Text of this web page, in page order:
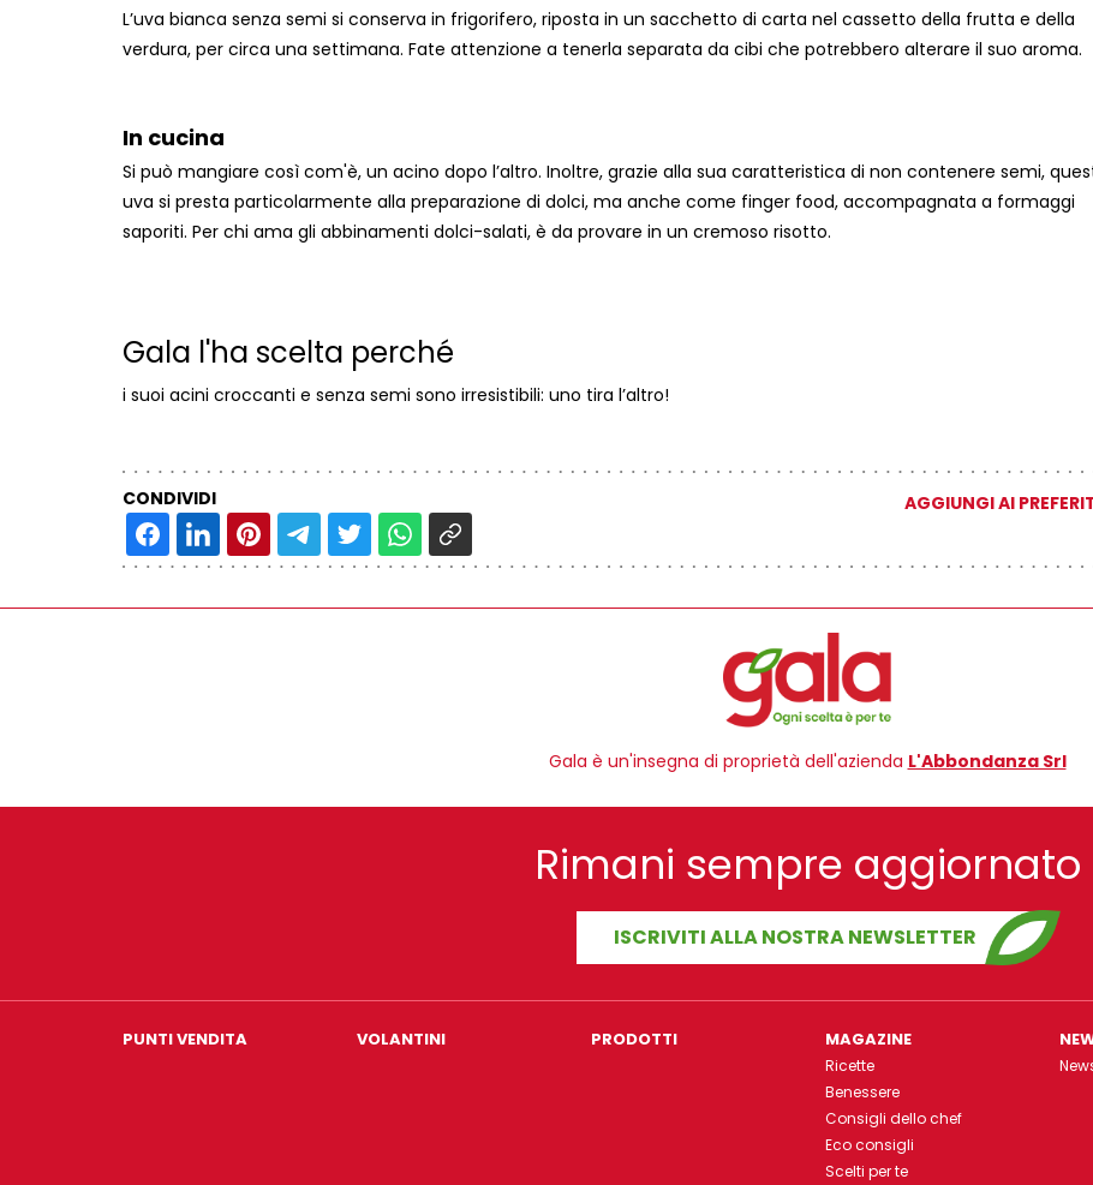
L’uva bianca senza semi si conserva in frigorifero, riposta in un sacchetto di carta nel cassetto della frutta e della
verdura, per circa una settimana. Fate attenzione a tenerla separata da cibi che potrebbero alterare il suo aroma.
In cucina
Si può mangiare così com'è, un acino dopo l’altro. Inoltre, grazie alla sua caratteristica di non contenere semi,
uva si presta particolarmente alla preparazione di dolci, ma anche come finger food, accompagnata a formaggi
saporiti. Per chi ama gli abbinamenti dolci-salati, è da provare in un cremoso risotto.
Gala l'ha scelta perché
i suoi acini croccanti e senza semi sono irresistibili: uno tira l’altro!
CONDIVIDI AGGIUNGI AI
Gala è un'insegna di proprietà dell'azienda L'Abbondanza Srl
Rimani sempre aggiornato
ISCRIVITI ALLA NOSTRA NEWSLETTER
PUNTI VENDITA VOLANTINI PRODOTTI MAGAZINE
Ricette
Benessere
Consigli dello chef
Eco consigli
Scelti per te